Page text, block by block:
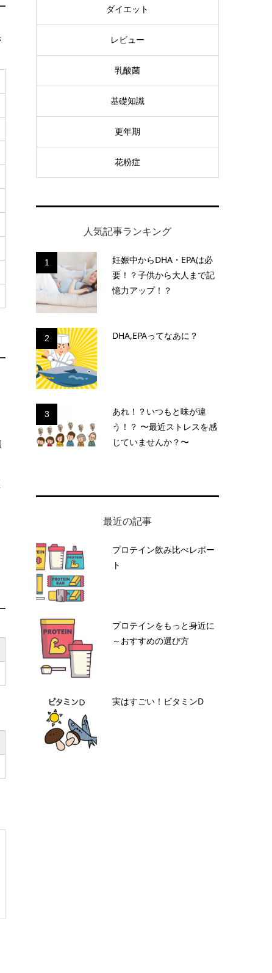
ダイエット
レビュー
乳酸菌
基礎知識
更年期
花粉症
人気記事ランキング
1
妊娠中からDHA・EPAは必
要！？子供から大人まで記
憶力アップ！？
2 DHA,EPAってなあに？
3
あれ！？いつもと味が違
う！？ 〜最近ストレスを感
じていませんか？〜
最近の記事
プロテイン飲み比べレポー
ト
プロテインをもっと身近に
～おすすめの選び方
実はすごい！ビタミンD